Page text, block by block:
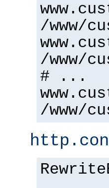
/www/
/www/
# ...
/www/